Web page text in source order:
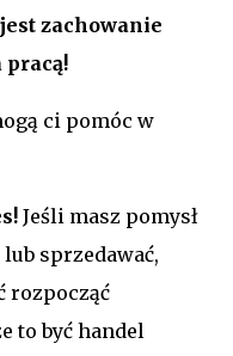
zachowanie
pracą!
ci pomóc w
Jeśli masz pomysł
sprzedawać,
rozpocząć
to być handel